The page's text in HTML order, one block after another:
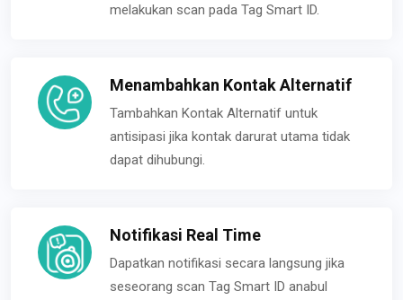
melakukan scan pada Tag Smart ID.
Menambahkan Kontak Alternatif
Tambahkan Kontak Alternatif untuk
antisipasi jika kontak darurat utama tidak
dapat dihubungi.
Notifikasi Real Time
Dapatkan notifikasi secara langsung jika
seseorang scan Tag Smart ID anabul